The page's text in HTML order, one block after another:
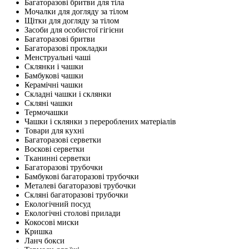
Багаторазові бритви для тіла
Мочалки для догляду за тілом
Щітки для догляду за тілом
Засоби для особистої гігієни
Багаторазові бритви
Багаторазові прокладки
Менструальні чаші
Склянки і чашки
Бамбукові чашки
Керамічні чашки
Складні чашки і склянки
Скляні чашки
Термочашки
Чашки і склянки з перероблених матеріалів
Товари для кухні
Багаторазові серветки
Воскові серветки
Тканинні серветки
Багаторазові трубочки
Бамбукові багаторазові трубочки
Металеві багаторазові трубочки
Скляні багаторазові трубочки
Екологічний посуд
Екологічні столові прилади
Кокосові миски
Кришка
Ланч бокси